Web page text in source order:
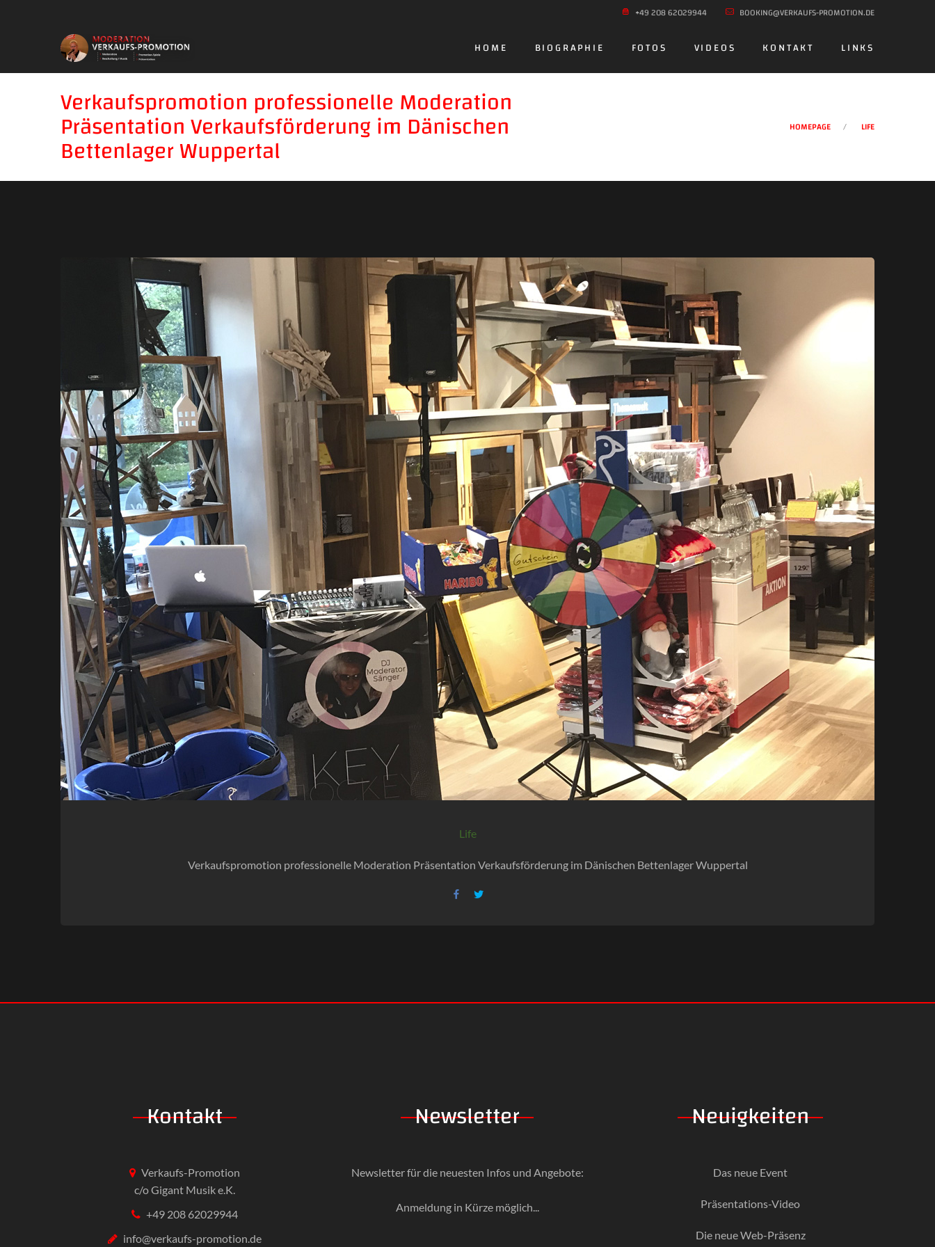
+49 208 62029944 BOOKING@VERKAUFS-PROMOTION.DE
HOME BIOGRAPHIE FOTOS VIDEOS KONTAKT LINKS
Verkaufspromotion professionelle Moderation
Präsentation Verkaufsförderung im Dänischen
Bettenlager Wuppertal
HOMEPAGE LIFE
Life
Verkaufspromotion professionelle Moderation Präsentation Verkaufsförderung im Dänischen Bettenlager Wuppertal
Kontakt
Verkaufs-Promotion
c/o Gigant Musik e.K.
+49 208 62029944
info@verkaufs-promotion.de
Newsletter
Newsletter für die neuesten Infos und Angebote:
Anmeldung in Kürze möglich...
Neuigkeiten
Das neue Event
Präsentations-Video
Die neue Web-Präsenz